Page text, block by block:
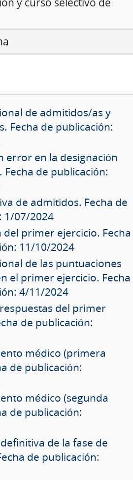
de admitidos/as y
Fecha de publicación:
error en la designación
de publicación:
de admitidos. Fecha de
1/07/2024
del primer ejercicio. Fecha
11/10/2024
de las puntuaciones
el primer ejercicio. Fecha
4/11/2024
del primer
de publicación:
médico (primera
de publicación:
médico (segunda
de publicación:
de la fase de
de publicación: